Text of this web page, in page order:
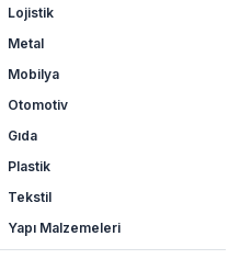
Lojistik
Metal
Mobilya
Otomotiv
Gıda
Plastik
Tekstil
Yapı Malzemeleri